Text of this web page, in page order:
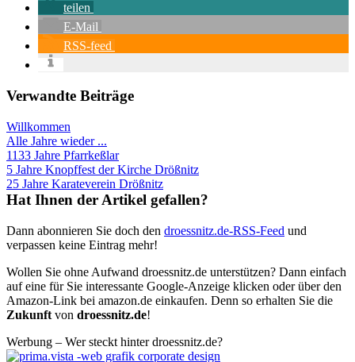
teilen
E-Mail
RSS-feed
Verwandte Beiträge
Willkommen
Alle Jahre wieder ...
1133 Jahre Pfarrkeßlar
5 Jahre Knopffest der Kirche Drößnitz
25 Jahre Karateverein Drößnitz
Hat Ihnen der Artikel gefallen?
Dann abonnieren Sie doch den droessnitz.de-RSS-Feed und
verpassen keine Eintrag mehr!
Wollen Sie ohne Aufwand droessnitz.de unterstützen? Dann einfach
auf eine für Sie interessante Google-Anzeige klicken oder über den
Amazon-Link bei amazon.de einkaufen. Denn so erhalten Sie die
Zukunft von droessnitz.de!
Werbung – Wer steckt hinter droessnitz.de?